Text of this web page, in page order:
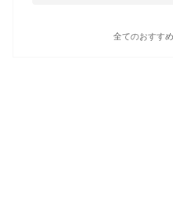
全てのおすす